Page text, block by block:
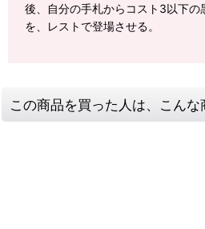
後、自分の手札からコスト3以下の
を、レストで登場させる。
この商品を買った人は、こん